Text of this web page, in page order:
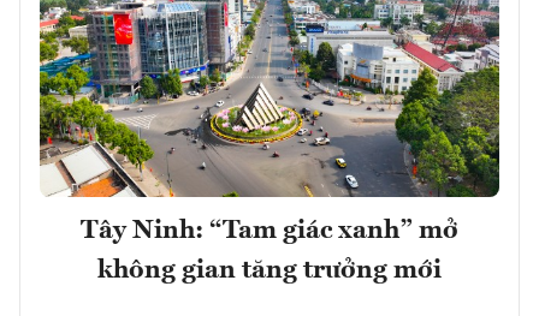
Tây Ninh: “Tam giác xanh” mở
không gian tăng trưởng mới